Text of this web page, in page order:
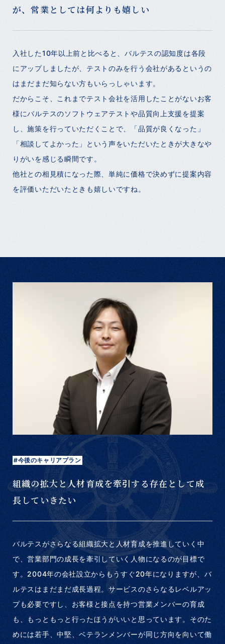
が、営業としては何よりも嬉しい
入社した10年以上前と比べると、バルテスの認知度は各段
にアップしましたが、テストのみを行う会社があるというの
はまだまだ知らない方もいらっしゃいます。
だからこそ、これまでテスト会社を活用したことがないお客
様にバルテスのソフトウェアテストや品質向上支援を提案
し、施策を行っていただくことで、「品質が良くなった」
「相談してよかった」という声をいただいたときが大きなや
りがいを感じる瞬間です。
他社との相見積になった際、単純に価格で決めずに提案内容
を評価いただいたときも嬉しいですね。
#今後のキャリアプラン
組織の拡大と人材育成を牽引する存在として成
長していきたい
バルテスがさらなる組織拡大と人材育成を推進していく中
で、営業部門の成長を牽引していく人物になるのが目標で
す。2004年の会社設立からもうすぐ20年になりますが、バ
ルテスはまだまだ成長過程。サービスのさらなるレベルアッ
プも必要ですし、お客様と接点を持つ営業メンバーの育成
も、もっともっと行ったほうがいいと思っています。そのた
めには若手、中堅、ベテランメンバーが同じ方向を向いて働